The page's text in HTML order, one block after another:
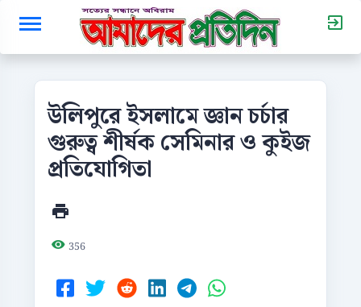
উলিপুরে ইসলামে জ্ঞান চর্চার
গুরুত্ব শীর্ষক সেমিনার ও কুইজ
প্রতিযোগিতা
356